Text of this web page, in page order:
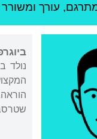
עורך
נולד